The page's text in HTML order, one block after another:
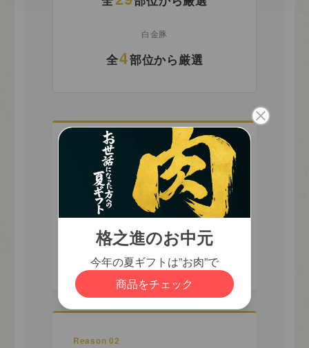
熨斗について
(
必
カートに入れる
白金豚
全4部位から厳選
Reason 01
一番美味しいタイミングでお届け
するため
お肉は熟成具合や牛の状態によってベ
ストな食べ頃が変わります。最も旨み
が引き出されている部位をお届けいた
します。
Reason 02